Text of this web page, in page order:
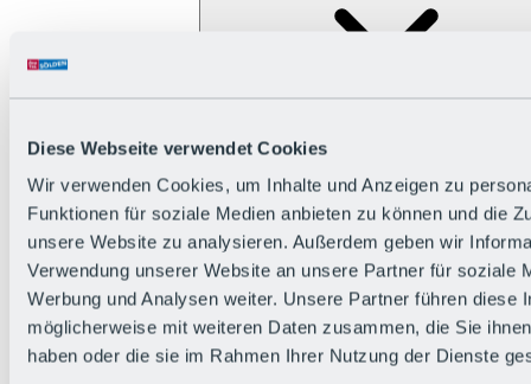
Diese Webseite verwendet Cookies
Wir verwenden Cookies, um Inhalte und Anzeigen zu
Funktionen für soziale Medien anbieten zu können und die
unsere Website zu analysieren. Außerdem geben wir
Verwendung unserer Website an unsere Partner für soziale
Werbung und Analysen weiter. Unsere Partner führen diese
möglicherweise mit weiteren Daten zusammen, die Sie
haben oder die sie im Rahmen Ihrer Nutzung der Dienste